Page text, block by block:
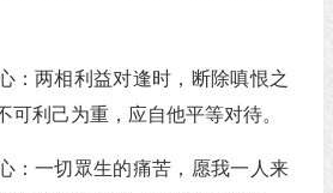
：两相利益对逢时，断除嗔恨之
可利己为重，应自他平等对待。
：一切眾生的痛苦，愿我一人来